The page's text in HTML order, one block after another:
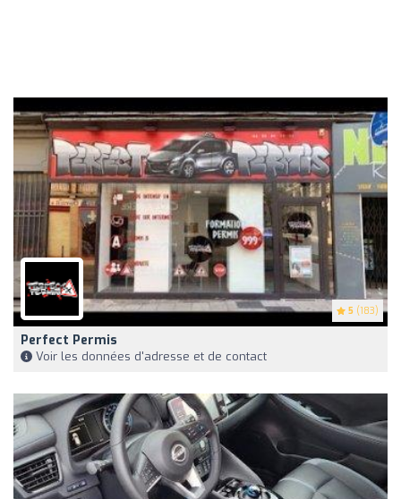
5 (183)
Perfect Permis
Voir les données d'adresse et de contact